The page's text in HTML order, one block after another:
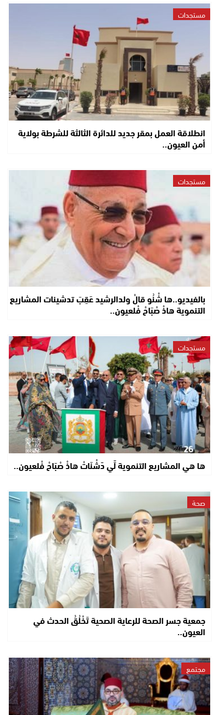
مستجدات
انطلاقة العمل بمقر جديد للدائرة الثالثة للشرطة بولاية
أمن العيون..
مستجدات
بالفيديو..ها شْنُو قالْ ولدالرشيد عَقِبَ تدشينات المشاريع
التنموية هاذْ صْبَاحْ فْلعيون..
مستجدات
ها هي المشاريع التنموية لِّي دّشْنَاتْ هاذْ صْبَاحْ فْلعيون..
صحة
جمعية جسر الصحة للرعاية الصحية تَخْلُقُ الحدث في
العيون..
مجتمع